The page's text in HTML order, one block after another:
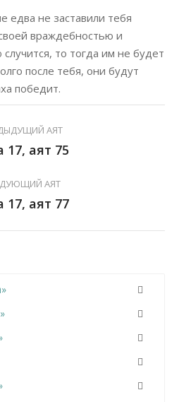
едва не заставили тебя
враждебностью и
то тогда им не будет
после тебя, они будут
победит.
АЯТ
17, аят 75
АЯТ
17, аят 77